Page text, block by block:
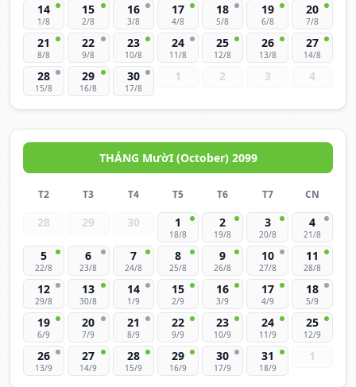
14
1/8
15
2/8
16
3/8
17
4/8
18
5/8
19
6/8
20
7/8
21
8/8
22
9/8
23
10/8
24
11/8
25
12/8
26
13/8
27
14/8
28
15/8
29
16/8
30
17/8
1 2 3 4
THÁNG MườI (October) 2099
T2 T3 T4 T5 T6 T7 CN
28 29 30 1
18/8
2
19/8
3
20/8
4
21/8
5
22/8
6
23/8
7
24/8
8
25/8
9
26/8
10
27/8
11
28/8
12
29/8
13
30/8
14
1/9
15
2/9
16
3/9
17
4/9
18
5/9
19
6/9
20
7/9
21
8/9
22
9/9
23
10/9
24
11/9
25
12/9
26
13/9
27
14/9
28
15/9
29
16/9
30
17/9
31
18/9
1